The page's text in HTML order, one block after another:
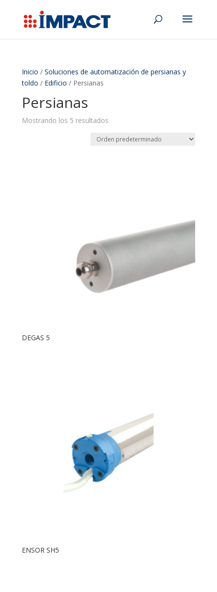
Inicio / Soluciones de automatización de persianas y
toldo / Edificio / Persianas
Persianas
Mostrando los 5 resultados
DEGAS 5
ENSOR SH5